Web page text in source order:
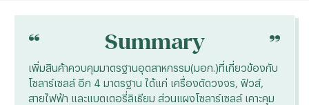
“ Summary “
เพิ่มสินค้าควบคุมมาตรฐานอุตสาหกรรม(มอก.)ที่เกี่ยวข้องกับ
โซลาร์เซลล์ อีก 4 มาตรฐาน ได้แก่ เครื่องตัดวงจร, ฟิวส์,
สายไฟฟ้า และแบตเตอรี่ลิเธียม ส่วนแผงโซลาร์เซลล์ เคาะคุม